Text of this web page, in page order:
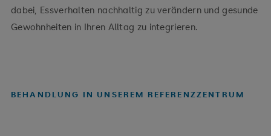
dabei, Essverhalten nachhaltig zu verändern und gesunde
Gewohnheiten in Ihren Alltag zu integrieren.
BEHANDLUNG IN UNSEREM REFERENZZENTRUM